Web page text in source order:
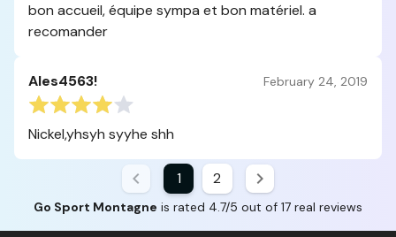
bon accueil, équipe sympa et bon matériel. a
recomander
Ales4563! February 24, 2019
Nickel,yhsyh syyhe shh
1 2
Go Sport Montagne is rated 4.7/5 out of 17 real reviews